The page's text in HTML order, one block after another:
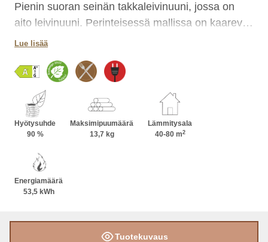
Pienin suoran seinän takkaleivinuuni, jossa on
aito leivinuuni. Perinteisessä mallissa on kaarevat
luukut ja laskutaso. Leivinuuni on kätevästi
Lue lisää
Hyötysuhde
90 %
Maksimipuumäärä
13,7 kg
Lämmitysala
40-80 m2
Energiamäärä
53,5 kWh
Tuotekuvaus